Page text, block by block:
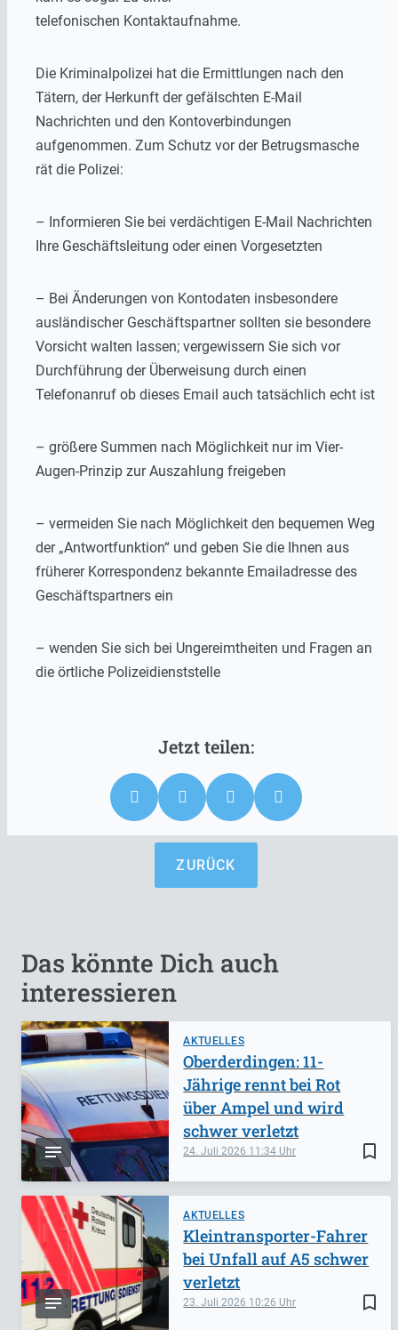
telefonischen Kontaktaufnahme.
Die Kriminalpolizei hat die Ermittlungen nach den
Tätern, der Herkunft der gefälschten E-Mail
Nachrichten und den Kontoverbindungen
aufgenommen. Zum Schutz vor der Betrugsmasche
rät die Polizei:
– Informieren Sie bei verdächtigen E-Mail Nachrichten
Ihre Geschäftsleitung oder einen Vorgesetzten
– Bei Änderungen von Kontodaten insbesondere
ausländischer Geschäftspartner sollten sie besondere
Vorsicht walten lassen; vergewissern Sie sich vor
Durchführung der Überweisung durch einen
Telefonanruf ob dieses Email auch tatsächlich echt ist
– größere Summen nach Möglichkeit nur im Vier-
Augen-Prinzip zur Auszahlung freigeben
– vermeiden Sie nach Möglichkeit den bequemen Weg
der „Antwortfunktion“ und geben Sie die Ihnen aus
früherer Korrespondenz bekannte Emailadresse des
Geschäftspartners ein
– wenden Sie sich bei Ungereimtheiten und Fragen an
die örtliche Polizeidienststelle
ZURÜCK
Das könnte Dich auch
interessieren
AKTUELLES
bookmark_border
24. Juli 2026 11:34
Oberderdingen: 11-
Jährige rennt bei Rot
über Ampel und wird
schwer verletzt
AKTUELLES
bookmark_border
23. Juli 2026 10:26
Kleintransporter-Fahrer
bei Unfall auf A5 schwer
verletzt